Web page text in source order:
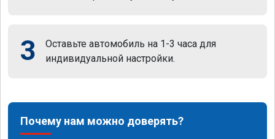
3
Оставьте автомобиль на 1-3 часа для
индивидуальной настройки.
Почему нам можно доверять?